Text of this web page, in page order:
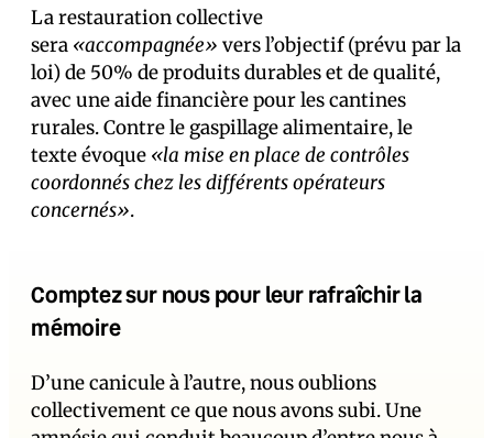
La restauration collective
sera «accompagnée» vers l’objectif (prévu par la
loi) de 50% de produits durables et de qualité,
avec une aide financière pour les cantines
rurales. Contre le gaspillage alimentaire, le
texte évoque «la mise en place de contrôles
coordonnés chez les différents opérateurs
concernés».
Comptez sur nous pour leur rafraîchir la
mémoire
D’une canicule à l’autre, nous oublions
collectivement ce que nous avons subi. Une